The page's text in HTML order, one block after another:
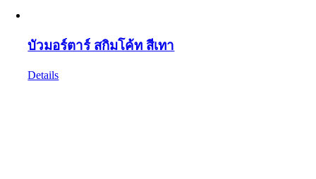
บัวมอร์ตาร์ สกิมโค้ท สีเทา
Details